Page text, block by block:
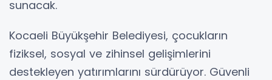
sunacak.
Kocaeli Büyükşehir Belediyesi, çocukların
fiziksel, sosyal ve zihinsel gelişimlerini
destekleyen yatırımlarını sürdürüyor. Güvenli